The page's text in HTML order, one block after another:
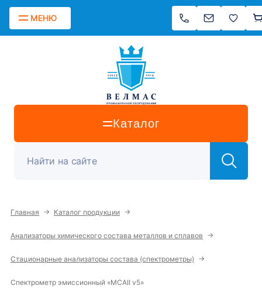
МЕНЮ
Каталог
Главная → Каталог продукции →
Анализаторы химического состава металлов и сплавов →
Стационарные анализаторы состава (спектрометры) →
Спектрометр эмиссионный «МСАII v5»